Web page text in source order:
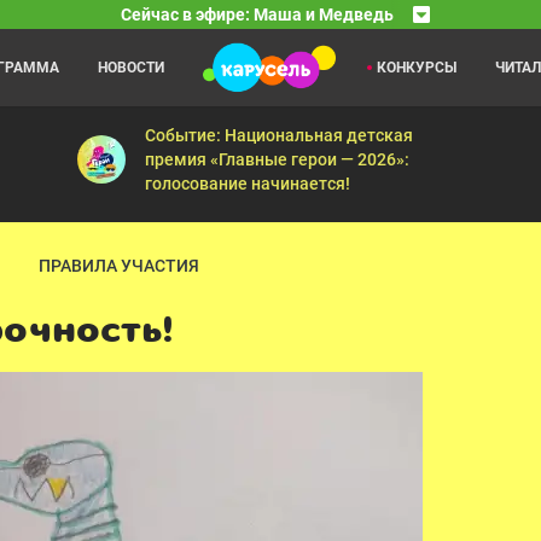
Сейчас в эфире: Маша и Медведь
У меня лапки
НОВОСТИ КОНКУРСЫ
Событие: Национальная детская
премия «Главные герои — 2026»:
голосование начинается!
ПРАВИЛА УЧАСТИЯ